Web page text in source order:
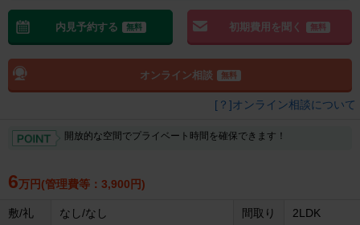
内見予約する 無料 初期費用を聞く 無料
オンライン相談 無料
[？]オンライン相談について
開放的な空間でプライベート時間を確保できます！
6万円(管理費等：3,900円)
敷/礼 なし/なし 間取り 2LDK